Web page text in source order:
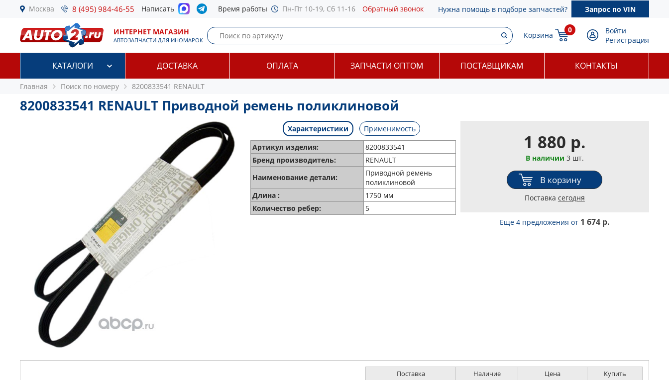
Москва 8 (495) 984-46-55 Написать Время работы Пн-Пт 10-19, Сб 11-16 Обратный звонок Нужна помощь в подборе запчастей? Запрос по VIN
ИНТЕРНЕТ МАГАЗИН
АВТОЗАПЧАСТИ ДЛЯ ИНОМАРОК
Корзина
0
Войти
Регистрация
КАТАЛОГИ ДОСТАВКА ОПЛАТА ЗАПЧАСТИ ОПТОМ ПОСТАВЩИКАМ КОНТАКТЫ
Главная Поиск по номеру 8200833541 RENAULT
8200833541 RENAULT Приводной ремень поликлиновой
Характеристики
Применимость
Артикул изделия:
8200833541
Бренд производитель:
RENAULT
Наименование детали:
Приводной ремень
поликлиновой
Длина :
1750 мм
Количество ребер:
5
1 880 р.
В наличии 3 шт.
В корзину
Поставка сегодня
Еще 4 предложения от 1 674 р.
Поставка Наличие Цена Купить